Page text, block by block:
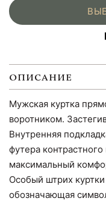
ОПИСАНИЕ
Мужская куртка
воротником.
Внутренняя
футера
максимальный
Особый штрих
обозначающая